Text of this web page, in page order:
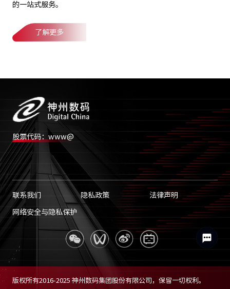
的一站式服务。
了解更多
股票代码：www@
联系我们 隐私政策 法律声明
网络安全与隐私保护
版权所有2016-2025 神州数码集团股份有限公司，保留一切权利。